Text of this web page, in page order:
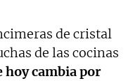
de cristal
de las cocinas
hoy cambia por